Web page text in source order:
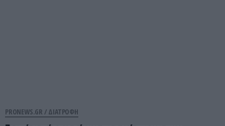
PRONEWS.GR / ΔΙΑΤΡΟΦΗ